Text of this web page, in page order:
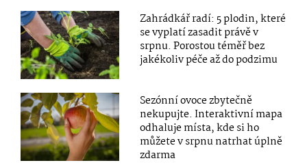
Zahrádkář radí: 5 plodin, které
se vyplatí zasadit právě v
srpnu. Porostou téměř bez
jakékoliv péče až do podzimu
Sezónní ovoce zbytečně
nekupujte. Interaktivní mapa
odhaluje místa, kde si ho
můžete v srpnu natrhat úplně
zdarma